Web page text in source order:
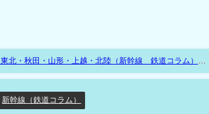
北・秋田・山形・上越・北陸（新幹線 鉄道コラム）
峠??
新幹線（鉄道コラム）